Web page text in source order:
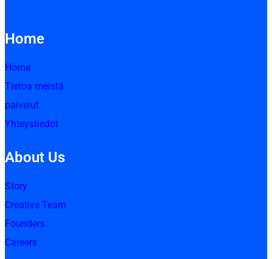
Home
Home
Tietoa meistä
palvelut
Yhteystiedot
About Us
Story
Creative Team
Founders
Careers